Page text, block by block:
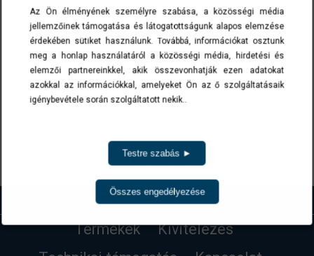
PK190005
5
PK190006
6
PK190008
8
PK190010
10
PK190012
12
Vissza
Termékek
Kivitelezés
Az Ön élményének személyre szabása, a közösségi média
jellemzőinek támogatása és látogatottságunk alapos elemzése
érdekében sütiket használunk. Továbbá, információkat osztunk
meg a honlap használatáról a közösségi média, hirdetési és
elemzői partnereinkkel, akik összevonhatják ezen adatokat
azokkal az információkkal, amelyeket Ön az ő szolgáltatásaik
igénybevétele során szolgáltatott nekik..
Testre szabás ►
Összes engedélyezése